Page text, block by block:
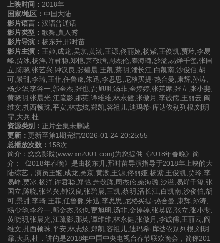
上映时间： 2018年
国家/地区： 中国大陆
影片语言： 汉语普通话
影片类型： 歌舞,真人秀
影片导演： 杨东升,邢时苗
影片主演： 王姬,成龙,吴京,黄渤,王源,佟丽娅,杨紫,王俊凯,贾玲,李易
峰,贾冰,杨洋,许君聪,郑恺,萧敬腾,周杰伦,秦海璐,沙溢,易烊千玺,张国
立,陈晓,张艺兴,钟汉良,张碧晨,王凯,蔡明,潘长江,白凯南,沙俊伯,胡
可,景甜,李琦,王菲,任鲁豫,朱迅,李思思,尼格买提·热合曼,康辉,孙涛,
杨少华,李谷一,郭金杰,张也,贾旭明,汤非,金婷婷,张英席,张立,张小斐,
黄晓明,张晨光,江疏影,那英,谭维维,林永健,张傲月,李诚儒,王丽云,阎
维文,扎西顿珠,平安,林志炫,郑凯,容祖儿,迪玛希·库达依别列根,刘玥
霏,大兵,杜
资源类别： 正片全集未删减
更新： 更新至第1期完结/2026-01-24 20:25:55
总播放次数： 158次
简介：窝窝影院(www.xn2001.com)为您提供《2018年春晚》简
介：《2018年春晚》是由杨东升,邢时苗导演指导于2018年上映的大
陆综艺，演员王姬,成龙,吴京,黄渤,王源,佟丽娅,杨紫,王俊凯,贾玲,李
易峰,贾冰,杨洋,许君聪,郑恺,萧敬腾,周杰伦,秦海璐,沙溢,易烊千玺,张
国立,陈晓,张艺兴,钟汉良,张碧晨,王凯,蔡明,潘长江,白凯南,沙俊伯,胡
可,景甜,李琦,王菲,任鲁豫,朱迅,李思思,尼格买提·热合曼,康辉,孙涛,
杨少华,李谷一,郭金杰,张也,贾旭明,汤非,金婷婷,张英席,张立,张小斐,
黄晓明,张晨光,江疏影,那英,谭维维,林永健,张傲月,李诚儒,王丽云,阎
维文,扎西顿珠,平安,林志炫,郑凯,容祖儿,迪玛希·库达依别列根,刘玥
霏,大兵,杜，讲的是2018年中国中央电视台春节联欢晚会，简称201